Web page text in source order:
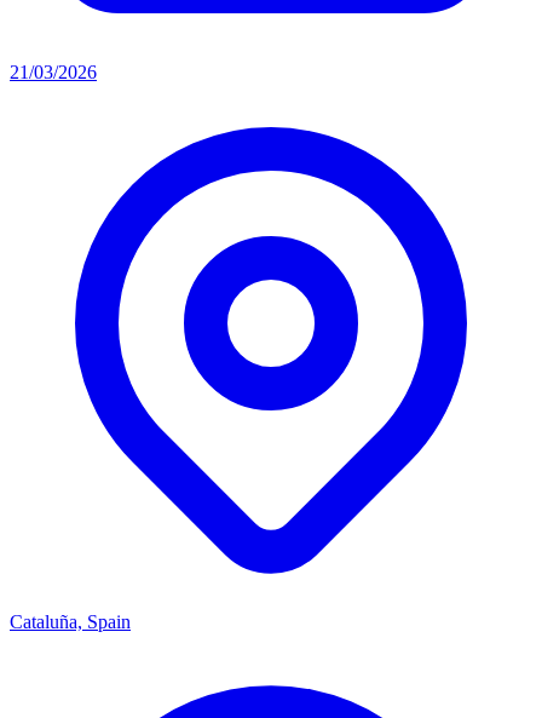
21/03/2026
Cataluña, Spain